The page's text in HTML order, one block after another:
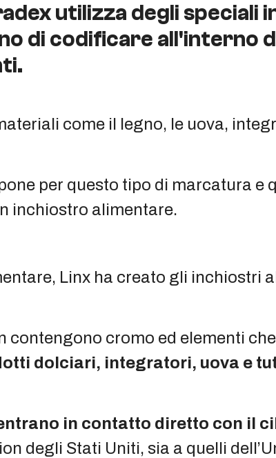
utilizza degli speciali
di codificare all'interno
come il legno, le uova,
per questo tipo di marcatura e
inchiostro alimentare.
Linx ha creato gli inchiostri
cromo ed elementi
dolciari, integratori, uova e
in contatto diretto con il
degli Stati Uniti, sia a quelli